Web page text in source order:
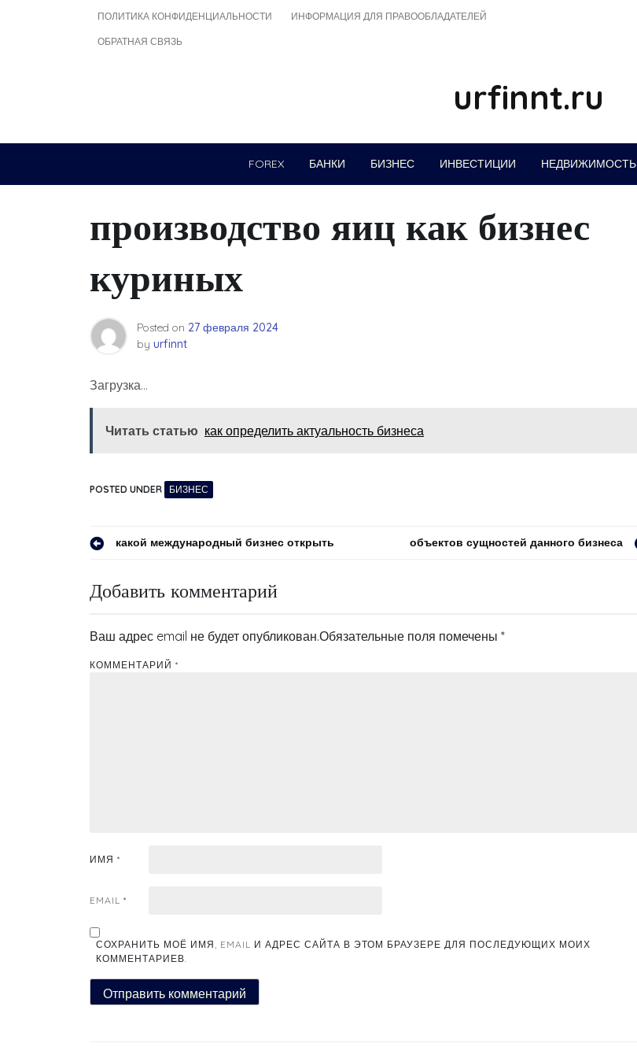
ПОЛИТИКА КОНФИДЕНЦИАЛЬНОСТИ ИНФОРМАЦИЯ ДЛЯ ПРАВООБЛАДАТЕЛЕЙ
ОБРАТНАЯ СВЯЗЬ
urfinnt.ru
FOREX БАНКИ БИЗНЕС ИНВЕСТИЦИИ НЕДВИЖИМОСТЬ
производство яиц как бизнес
куриных
Posted on 27 февраля 2024
by urfinnt
Загрузка…
Читать статью как определить актуальность бизнеса
POSTED UNDER БИЗНЕС
Навигация
по
записям
какой международный бизнес открыть объектов сущностей данного бизнеса
Добавить комментарий
Ваш адрес email не будет опубликован.Обязательные поля помечены *
КОММЕНТАРИЙ *
ИМЯ *
EMAIL *
СОХРАНИТЬ МОЁ ИМЯ, EMAIL И АДРЕС САЙТА В ЭТОМ БРАУЗЕРЕ ДЛЯ ПОСЛЕДУЮЩИХ МОИХ
КОММЕНТАРИЕВ.